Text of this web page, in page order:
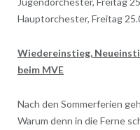
Hauptorchester, Freitag
Wiedereinstieg,
beim MVE
Nach den Sommerferien
Warum denn in die Ferne